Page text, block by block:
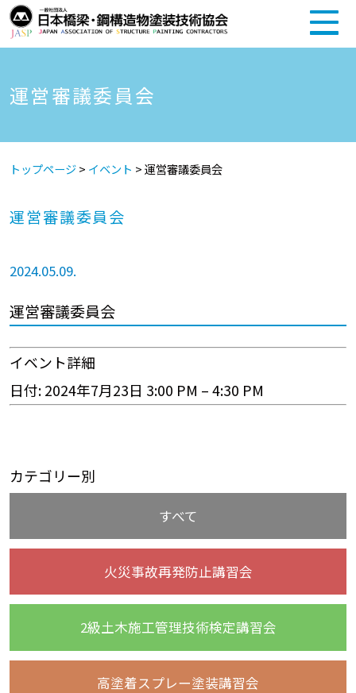
運営審議委員会
トップページ> イベント >運営審議委員会
運営審議委員会
2024.05.09.
運営審議委員会
イベント詳細
日付:2024年7月23日 3:00 PM –4:30 PM
カテゴリー別
すべて
火災事故再発防止講習会
2級土木施工管理技術検定講習会
高塗着スプレー塗装講習会